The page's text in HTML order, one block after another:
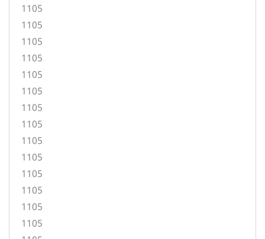
1105
1105
1105
1105
1105
1105
1105
1105
1105
1105
1105
1105
1105
1105